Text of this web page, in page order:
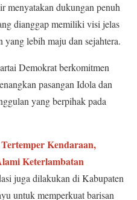
menyatakan dukungan penuh
dianggap memiliki visi jelas
lebih maju dan sejahtera.
Demokrat berkomitmen
pasangan Idola dan
yang berpihak pada
Kendaraan,
Keterlambatan
juga dilakukan di Kabupaten
untuk memperkuat barisan